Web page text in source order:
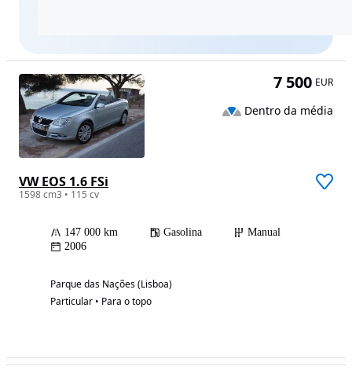
VW EOS 1.6 FSi
1598 cm3 • 115 cv
147 000 km Gasolina
Manual
2006
Parque das Nações (Lisboa)
Particular • Para o topo
7 500 EUR
Dentro da média